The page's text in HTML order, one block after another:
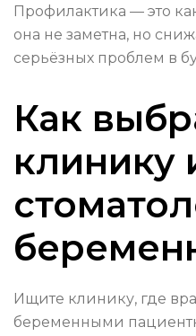
Профилактика — это
она не заметна, но
серьёзных проблем в
Как
клинику
Ищите клинику, где
беременными